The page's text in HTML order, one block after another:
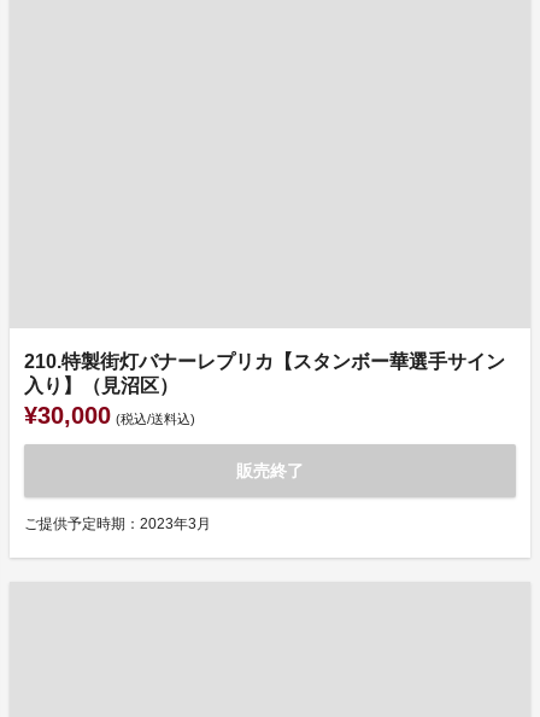
210.特製街灯バナーレプリカ【スタンボー華選手サイン
入り】（見沼区）
¥30,000 (税込/送料込)
販売終了
ご提供予定時期：2023年3月